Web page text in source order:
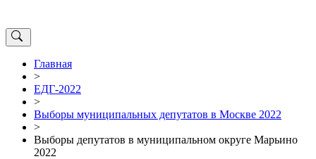
Главная
>
ЕДГ-2022
>
Выборы муниципальных депутатов в Москве 2022
>
Выборы депутатов в муниципальном округе Марьино
2022